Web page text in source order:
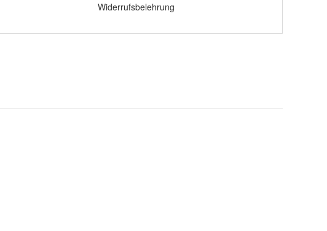
Widerrufsbelehrung